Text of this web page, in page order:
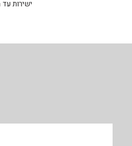
ישירות עד